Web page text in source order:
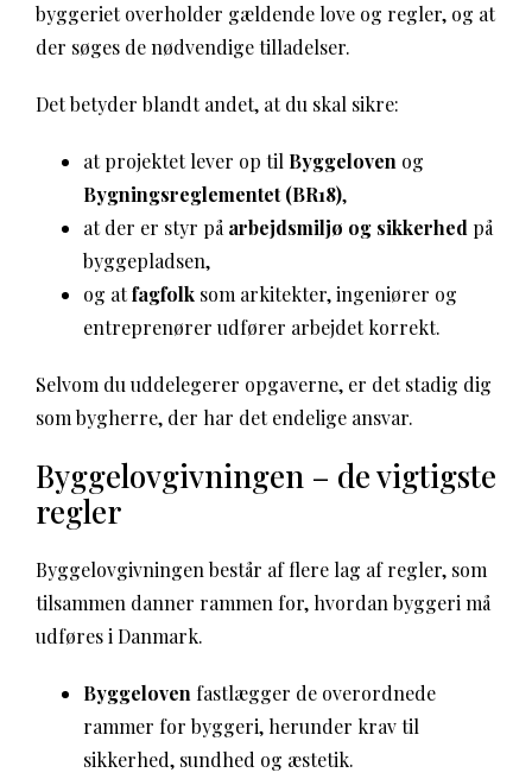
byggeriet overholder gældende love og regler, og at
der søges de nødvendige tilladelser.
Det betyder blandt andet, at du skal sikre:
at projektet lever op til Byggeloven og
Bygningsreglementet (BR18),
at der er styr på arbejdsmiljø og sikkerhed på
byggepladsen,
og atfagfolk som arkitekter, ingeniører og
entreprenører udfører arbejdet korrekt.
Selvom du uddelegerer opgaverne, er det stadig dig
som bygherre, der har det endelige ansvar.
Byggelovgivningen – de vigtigste
regler
Byggelovgivningen består af flere lag af regler, som
tilsammen danner rammen for, hvordan byggeri må
udføres i Danmark.
Byggeloven fastlægger de overordnede
rammer for byggeri, herunder krav til
sikkerhed, sundhed og æstetik.